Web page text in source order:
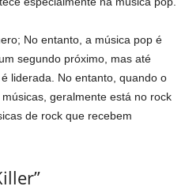
No entanto, a música pop é
segundo próximo, mas até
liderada. No entanto, quando o
geralmente está no rock
de rock que recebem